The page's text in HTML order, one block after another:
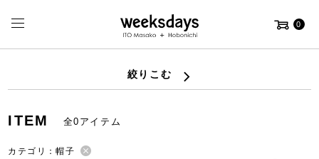
0
絞りこむ
ITEM 全0アイテム
カテゴリ：帽子